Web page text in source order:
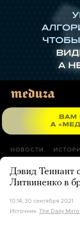
НОВОСТИ
Дэвид Теннант
Литвиненко в
10:14, 30 сентября 2021
Источник: The Daily